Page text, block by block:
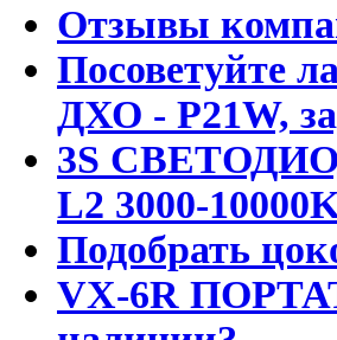
Отзывы
Посоветуйте
ДХО - P21W,
3S
L2 3000-
Подобрать
VX-6R